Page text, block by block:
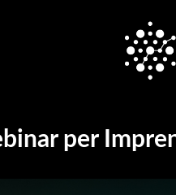
per